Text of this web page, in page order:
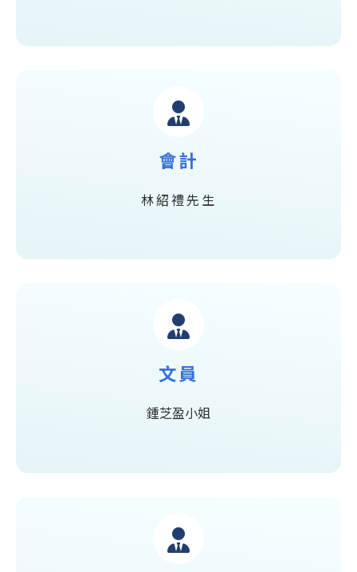
會計
林紹禮先生
文員
鍾芝盈小姐